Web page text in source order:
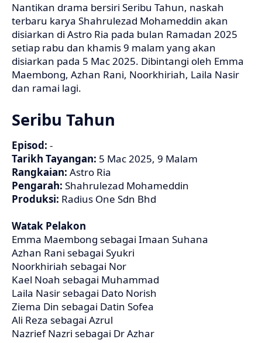
Nantikan drama bersiri Seribu Tahun, naskah
terbaru karya Shahrulezad Mohameddin akan
disiarkan di Astro Ria pada bulan Ramadan 2025
setiap rabu dan khamis 9 malam yang akan
disiarkan pada 5 Mac 2025. Dibintangi oleh Emma
Maembong, Azhan Rani, Noorkhiriah, Laila Nasir
dan ramai lagi.
Seribu Tahun
Episod: -
Tarikh Tayangan: 5 Mac 2025, 9 Malam
Rangkaian: Astro Ria
Pengarah: Shahrulezad Mohameddin
Produksi: Radius One Sdn Bhd
Watak Pelakon
Emma Maembong sebagai Imaan Suhana
Azhan Rani sebagai Syukri
Noorkhiriah sebagai Nor
Kael Noah sebagai Muhammad
Laila Nasir sebagai Dato Norish
Ziema Din sebagai Datin Sofea
Ali Reza sebagai Azrul
Nazrief Nazri sebagai Dr Azhar